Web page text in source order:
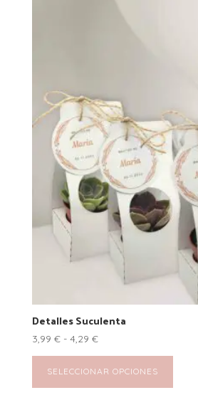
Detalles Suculenta
3,99 € - 4,29 €Rango
de
precios:
desde
SELECCIONAR OPCIONES
Este
tiene